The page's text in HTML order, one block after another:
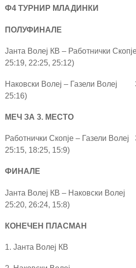
Ф4 ТУРНИР МЛАДИНКИ
ПОЛУФИНАЛЕ
Јанта Волеј КВ – Работнички
25:19, 22:25, 25:12)
Наковски Волеј – Газели Волеј
25:16)
МЕЧ ЗА 3. МЕСТО
Работнички Скопје – Газели Волеј
25:15, 18:25, 15:9)
ФИНАЛЕ
Јанта Волеј КВ – Наковски Волеј
25:20, 26:24, 15:8)
КОНЕЧЕН ПЛАСМАН
1. Јанта Волеј КВ